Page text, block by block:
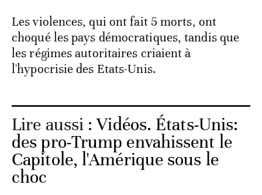
Les violences, qui ont fait 5 morts, ont
choqué les pays démocratiques, tandis que
les régimes autoritaires criaient à
l'hypocrisie des Etats-Unis.
Lire aussi :Vidéos. États-Unis:
des pro-Trump envahissent le
Capitole, l'Amérique sous le
choc